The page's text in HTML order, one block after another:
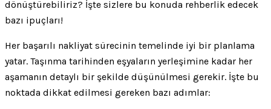
dönüştürebiliriz? İşte sizlere bu konuda rehberlik edecek
bazı ipuçları!
Her başarılı nakliyat sürecinin temelinde iyi bir planlama
yatar. Taşınma tarihinden eşyaların yerleşimine kadar her
aşamanın detaylı bir şekilde düşünülmesi gerekir. İşte bu
noktada dikkat edilmesi gereken bazı adımlar: